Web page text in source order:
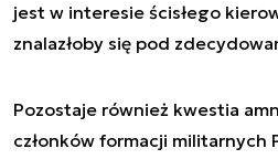
jest w interesie ścisłego
znalazłoby się pod
Pozostaje również kwestia
członków formacji militarnych